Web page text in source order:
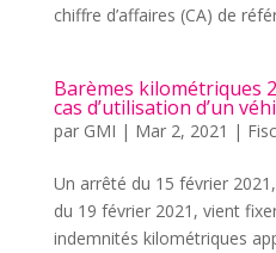
chiffre d’affaires (CA) de
Barèmes kilométriques
cas d’utilisation d’un
par GMI | Mar 2, 2021 |
Un arrêté du 15 février
du 19 février 2021, vient
indemnités kilométriques